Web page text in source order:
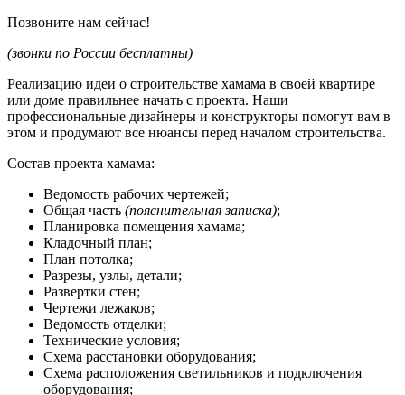
Позвоните нам сейчас!
(звонки по России бесплатны)
Реализацию идеи о строительстве хамама в своей квартире
или доме правильнее начать с проекта. Наши
профессиональные дизайнеры и конструкторы помогут вам в
этом и продумают все нюансы перед началом строительства.
Состав проекта хамама:
Ведомость рабочих чертежей;
Общая часть (пояснительная записка);
Планировка помещения хамама;
Кладочный план;
План потолка;
Разрезы, узлы, детали;
Развертки стен;
Чертежи лежаков;
Ведомость отделки;
Технические условия;
Схема расстановки оборудования;
Схема расположения светильников и подключения
оборудования;